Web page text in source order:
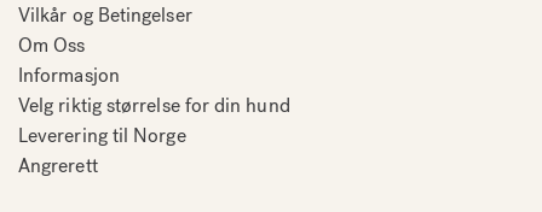
Vilkår og Betingelser
Om Oss
Informasjon
Velg riktig størrelse for din hund
Leverering til Norge
Angrerett